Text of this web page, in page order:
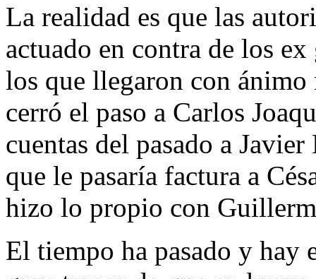
La realidad es que las
actuado en contra de los
los que llegaron con
cerró el paso a Carlos
cuentas del pasado a
que le pasaría factura a
hizo lo propio con
El tiempo ha pasado y hay